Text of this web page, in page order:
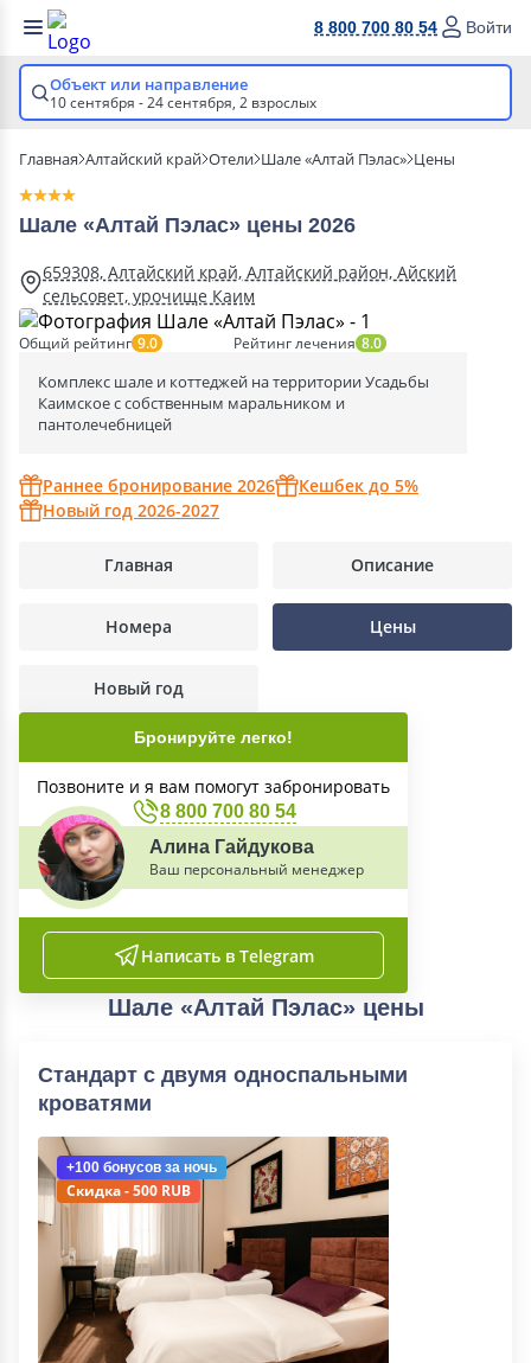
8 800 700 80 54 Войти
Объект или направление
10 сентября - 24 сентября, 2 взрослых
Главная Алтайский край Отели Шале «Алтай Пэлас» Цены
Шале «Алтай Пэлас» цены 2026
659308, Алтайский край, Алтайский район, Айский
сельсовет, урочище Каим
Рейтинг лечения 8.0
Общий рейтинг 9.0
Комплекс шале и коттеджей на территории Усадьбы
Каимское с собственным маральником и
пантолечебницей
Раннее бронирование 2026
Кешбек до 5%
Новый год 2026-2027
Главная Описание
Номера Цены
Новый год
Бронируйте легко!
Позвоните и я вам помогут забронировать
8 800 700 80 54
Алина Гайдукова
Ваш персональный менеджер
Написать в Telegram
Шале «Алтай Пэлас» цены
Стандарт с двумя односпальными
кроватями
+100 бонусов за ночь
Скидка - 500 RUB